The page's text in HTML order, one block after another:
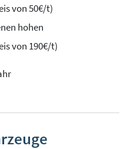
von 50€/t)
hohen
von 190€/t)